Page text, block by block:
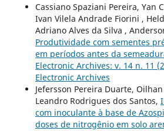
Cassiano Spaziani Pereira, Yan
Ivan Vilela Andrade Fiorini ,
Adriano Alves da Silva ,
Produtividade com sementes
em períodos antes da
Electronic Archives: v. 14 n. 11
Electronic Archives
Jefersson Pereira Duarte,
Leandro Rodrigues dos Santos,
com inoculante à base de
doses de nitrogênio em solo